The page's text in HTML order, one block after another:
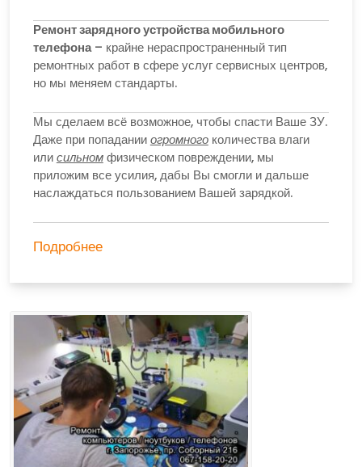
Ремонт зарядного устройства мобильного
телефона– крайне нераспространенный тип
ремонтных работ в сфере услуг сервисных центров,
но мы меняем стандарты.
Мы сделаем всё возможное, чтобы спасти Ваше ЗУ.
Даже при попаданииогромногоколичества влаги
илисильномфизическом повреждении, мы
приложим все усилия, дабы Вы смогли и дальше
наслаждаться пользованием Вашей зарядкой.
Подробнее